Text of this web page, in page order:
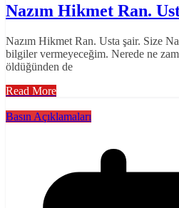
Nazım Hikmet Ran.
Nazım Hikmet Ran. Usta şair. Size
bilgiler vermeyeceğim. Nerede ne
öldüğünden de
Read More
Basın Açıklamaları